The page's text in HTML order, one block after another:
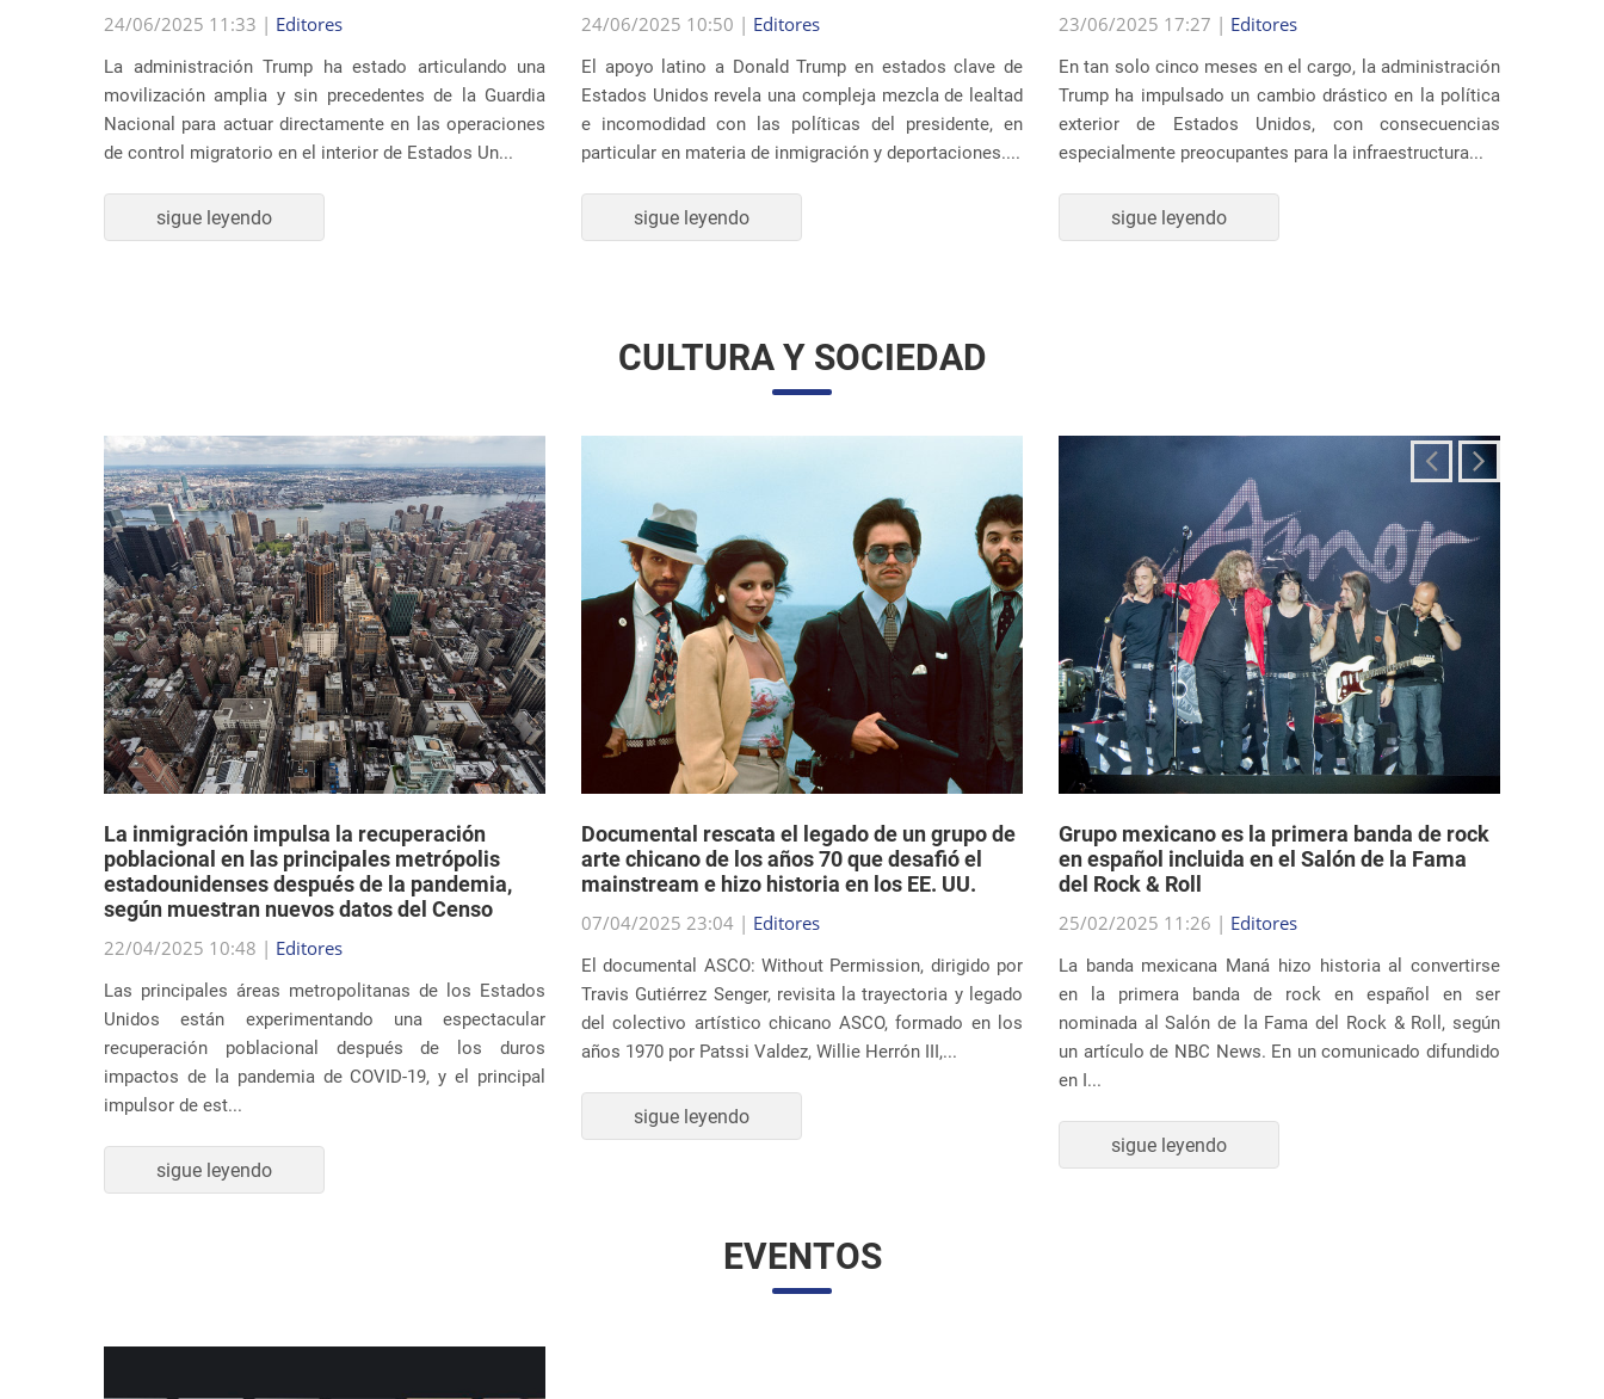
24/06/2025 11:33 | Editores
La administración Trump ha estado articulando una
movilización amplia y sin precedentes de la Guardia
Nacional para actuar directamente en las operaciones
de control migratorio en el interior de Estados Un...
sigue leyendo
24/06/2025 10:50 | Editores
El apoyo latino a Donald Trump en estados clave de
Estados Unidos revela una compleja mezcla de lealtad
e incomodidad con las políticas del presidente, en
particular en materia de inmigración y deportaciones....
sigue leyendo
23/06/2025 17:27 | Editores
En tan solo cinco meses en el cargo, la administración
Trump ha impulsado un cambio drástico en la política
exterior de Estados Unidos, con consecuencias
especialmente preocupantes para la infraestructura...
sigue leyendo
CULTURA Y SOCIEDAD
La inmigración impulsa la recuperación
poblacional en las principales metrópolis
estadounidenses después de la pandemia,
según muestran nuevos datos del Censo
22/04/2025 10:48 | Editores
Las principales áreas metropolitanas de los Estados
Unidos están experimentando una espectacular
recuperación poblacional después de los duros
impactos de la pandemia de COVID-19, y el principal
impulsor de est...
sigue leyendo
Documental rescata el legado de un grupo de
arte chicano de los años 70 que desafió el
mainstream e hizo historia en los EE. UU.
07/04/2025 23:04 | Editores
El documental ASCO: Without Permission, dirigido por
Travis Gutiérrez Senger, revisita la trayectoria y legado
del colectivo artístico chicano ASCO, formado en los
años 1970 por Patssi Valdez, Willie Herrón III,...
sigue leyendo
Grupo mexicano es la primera banda de rock
en español incluida en el Salón de la Fama
del Rock & Roll
25/02/2025 11:26 | Editores
La banda mexicana Maná hizo historia al convertirse
en la primera banda de rock en español en ser
nominada al Salón de la Fama del Rock & Roll, según
un artículo de NBC News. En un comunicado difundido
en I...
sigue leyendo
EVENTOS